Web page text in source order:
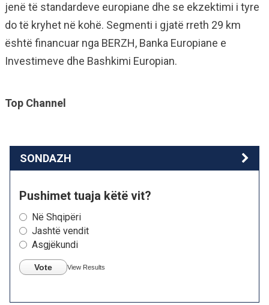
jenë të standardeve europiane dhe se ekzektimi i tyre
do të kryhet në kohë. Segmenti i gjatë rreth 29 km
është financuar nga BERZH, Banka Europiane e
Investimeve dhe Bashkimi Europian.
Top Channel
SONDAZH
Pushimet tuaja këtë vit?
Në Shqipëri
Jashtë vendit
Asgjëkundi
Vote View Results